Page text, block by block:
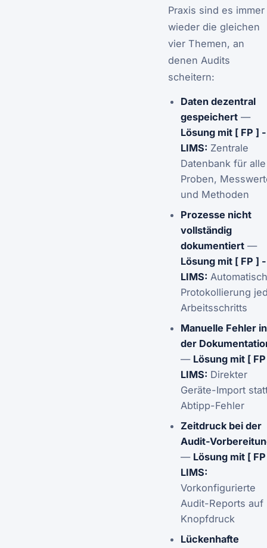
Praxis sind es immer
wieder die gleichen
vier Themen, an
denen Audits
scheitern:
Daten dezentral
gespeichert—
Lösung mit [ FP ] -
LIMS: Zentrale
Datenbank für alle
Proben,
und Methoden
Prozesse nicht
vollständig
dokumentiert—
Lösung mit [ FP ] -
LIMS:
Protokollierung
Arbeitsschritts
Manuelle Fehler in
der
— Lösung mit [
LIMS: Direkter
Geräte-Import
Abtipp-Fehler
Zeitdruck bei der
Audit-
— Lösung mit [
LIMS:
Vorkonfigurierte
Audit-Reports auf
Knopfdruck
Lückenhafte